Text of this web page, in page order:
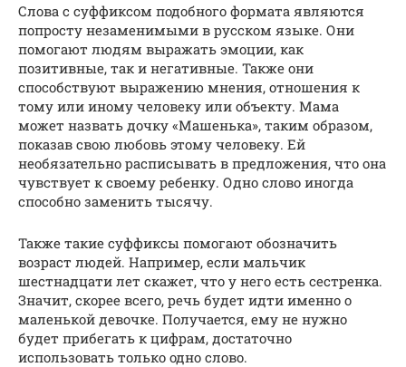
Слова с суффиксом подобного формата являются
попросту незаменимыми в русском языке. Они
помогают людям выражать эмоции, как
позитивные, так и негативные. Также они
способствуют выражению мнения, отношения к
тому или иному человеку или объекту. Мама
может назвать дочку «Машенька», таким образом,
показав свою любовь этому человеку. Ей
необязательно расписывать в предложения, что она
чувствует к своему ребенку. Одно слово иногда
способно заменить тысячу.
Также такие суффиксы помогают обозначить
возраст людей. Например, если мальчик
шестнадцати лет скажет, что у него есть сестренка.
Значит, скорее всего, речь будет идти именно о
маленькой девочке. Получается, ему не нужно
будет прибегать к цифрам, достаточно
использовать только одно слово.